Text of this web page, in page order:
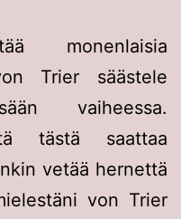
monenlaisia
Trier säästele
vaiheessa.
tästä saattaa
vetää hernettä
von Trier